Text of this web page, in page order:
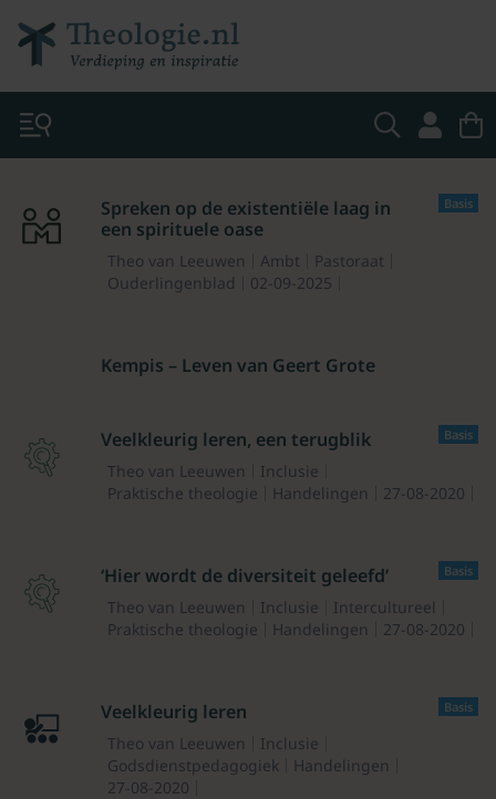
Basis
Spreken op de existentiële laag in
een spirituele oase
Theo van Leeuwen Ambt
Pastoraat
Ouderlingenblad
02-09-2025
Kempis – Leven van Geert Grote
Basis
Veelkleurig leren, een terugblik
Theo van Leeuwen
Inclusie
Praktische theologie
Handelingen 27-08-2020
Basis
‘Hier wordt de diversiteit geleefd’
Theo van Leeuwen Inclusie
Intercultureel
Praktische theologie
Handelingen 27-08-2020
Basis
Veelkleurig leren
Theo van Leeuwen
Inclusie
Godsdienstpedagogiek
Handelingen
27-08-2020